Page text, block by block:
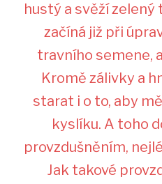
hustý a svěží
začíná již při
travního semene,
Kromě zálivky a
starat i o to, aby
kyslíku. A toho
provzdušněním,
Jak takové